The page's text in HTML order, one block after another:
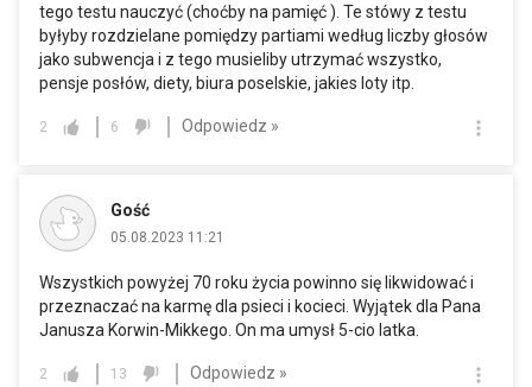
tego testu nauczyć (choćby na pamięć ). Te stówy z testu
byłyby rozdzielane pomiędzy partiami według liczby głosów
jako subwencja i z tego musieliby utrzymać wszystko,
pensje posłów, diety, biura poselskie, jakies loty itp.
2 6 Odpowiedz »
Gość
05.08.2023 11:21
Wszystkich powyżej 70 roku życia powinno się likwidować i
przeznaczać na karmę dla psieci i kocieci. Wyjątek dla Pana
Janusza Korwin-Mikkego. On ma umysł 5-cio latka.
2 13 Odpowiedz »